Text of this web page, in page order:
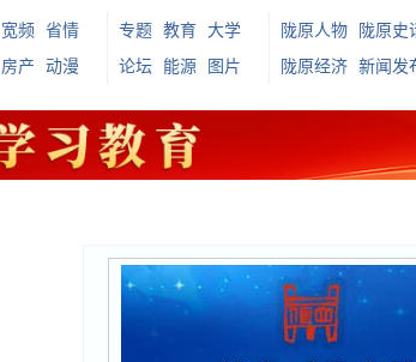
宽频 省情
房产 动漫
专题 教育 大学
论坛
能源 图片
陇原人物 陇原史
陇原经济 新闻发